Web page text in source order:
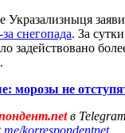
снегопада. За
задействовано
морозы не
в
korrespondentnet